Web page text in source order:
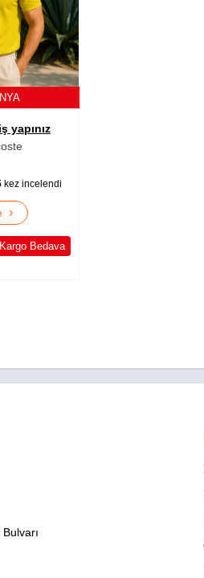
yapınız
kez incelendi
›
Kargo Bedava